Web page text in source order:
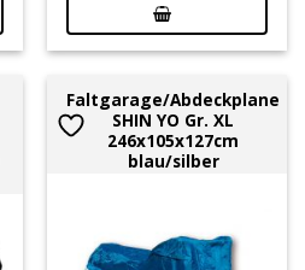
Faltgarage/Abdeckplane
SHIN YO Gr. XL
246x105x127cm
blau/silber